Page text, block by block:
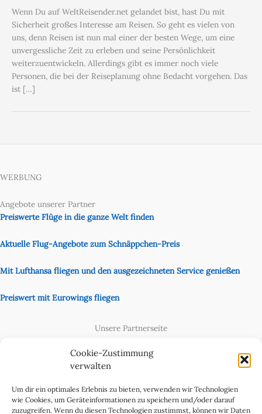
Cookie-Zustimmung
verwalten
Um dir ein optimales Erlebnis zu bieten, verwenden wir Technologien
wie Cookies, um Geräteinformationen zu speichern und/oder darauf
zuzugreifen. Wenn du diesen Technologien zustimmst, können wir Daten
Wenn Du auf WeltReisender.net gelandet bist, hast Du mit
Sicherheit großes Interesse am Reisen. So geht es vielen von
uns, denn Reisen ist nun mal einer der besten Wege, um eine
unvergessliche Zeit zu erleben und seine Persönlichkeit
weiterzuentwickeln. Allerdings gibt es immer noch viele
Personen, die bei der Reiseplanung ohne Bedacht vorgehen. Das
ist […]
WERBUNG
Angebote unserer Partner
Preiswerte Flüge in die ganze Welt finden
Aktuelle Flug-Angebote zum Schnäppchen-Preis
Mit Lufthansa fliegen und den ausgezeichneten Service genießen
Preiswert mit Eurowings fliegen
Unsere Partnerseite